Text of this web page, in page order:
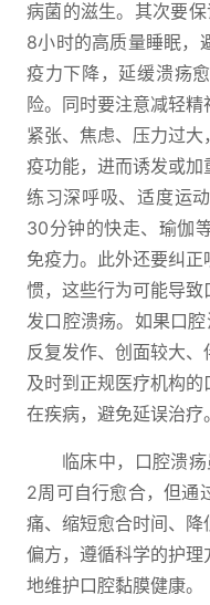
病菌的滋生。其次要
8小时的高质量睡眠，
疫力下降，延缓溃疡
险。同时要注意减轻
紧张、焦虑、压力过
疫功能，进而诱发或加
练习深呼吸、适度运
30分钟的快走、瑜伽
免疫力。此外还要纠
惯，这些行为可能导致
发口腔溃疡。如果口
反复发作、创面较大
及时到正规医疗机构
在疾病，避免延误治疗。
临床中，口腔溃
2周可自行愈合，但通
痛、缩短愈合时间、
偏方，遵循科学的护
地维护口腔黏膜健康。